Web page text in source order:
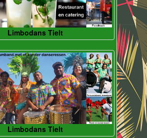
Limbodans Tielt
Limbodans Tielt